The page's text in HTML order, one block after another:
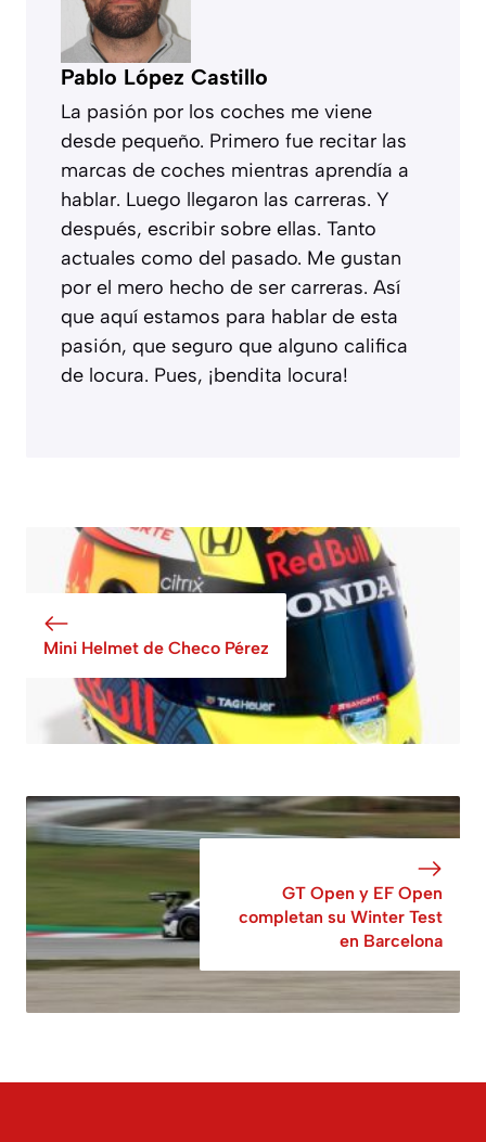
Pablo López Castillo
La pasión por los coches me viene
desde pequeño. Primero fue recitar las
marcas de coches mientras aprendía a
hablar. Luego llegaron las carreras. Y
después, escribir sobre ellas. Tanto
actuales como del pasado. Me gustan
por el mero hecho de ser carreras. Así
que aquí estamos para hablar de esta
pasión, que seguro que alguno califica
de locura. Pues, ¡bendita locura!
Mini Helmet de Checo Pérez
GT Open y EF Open
completan su Winter Test
en Barcelona